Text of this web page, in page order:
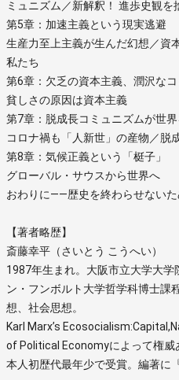
ミュニズム／新解釈！ 進歩史観を
第5章：加速主義という現実逃避
生産力至上主義が生んだ幻想／資
私たち
第6章：欠乏の資本主義、潤沢な
貧しさの原因は資本主義
第7章：脱成長コミュニズムが世界
コロナ禍も「人新世」の産物／脱
第8章：気候正義という「梃子」
グローバル・サウスから世界へ
おわりに――歴史を終わらせないた
【著者略歴】
斎藤幸平（さいとう こうへい）
1987年生まれ。大阪市立大学大学
ン・フンボルト大学哲学科博士課
想、社会思想。
Karl Marx’s
of Political Economyによって権威
本人初歴代最年少で受賞。編著に